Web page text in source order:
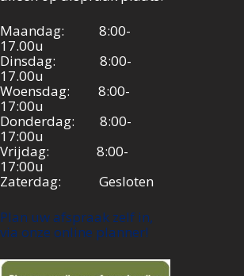
Maandag: 8:00-
17.00u
Dinsdag: 8:00-
17.00u
Woensdag: 8:00-
17:00u
Donderdag: 8:00-
17:00u
Vrijdag: 8:00-
17:00u
Zaterdag: Gesloten
Plan uw afspraak zelf in,
via onze online planner!